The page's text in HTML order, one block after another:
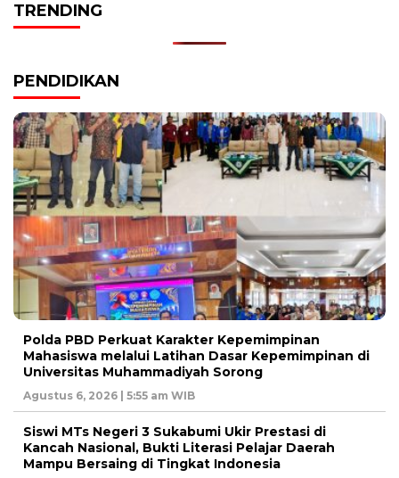
TRENDING
PENDIDIKAN
Polda PBD Perkuat Karakter Kepemimpinan
Mahasiswa melalui Latihan Dasar Kepemimpinan di
Universitas Muhammadiyah Sorong
Agustus 6, 2026 | 5:55 am WIB
Siswi MTs Negeri 3 Sukabumi Ukir Prestasi di
Kancah Nasional, Bukti Literasi Pelajar Daerah
Mampu Bersaing di Tingkat Indonesia